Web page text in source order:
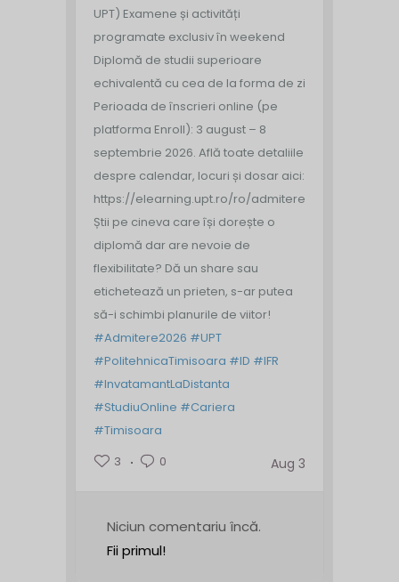
UPT) Examene și activități
programate exclusiv în weekend
Diplomă de studii superioare
echivalentă cu cea de la forma de zi
Perioada de înscrieri online (pe
platforma Enroll): 3 august – 8
septembrie 2026. Află toate detaliile
despre calendar, locuri și dosar aici:
https://elearning.upt.ro/ro/admitere/
Știi pe cineva care își dorește o
diplomă dar are nevoie de
flexibilitate? Dă un share sau
etichetează un prieten, s-ar putea
să-i schimbi planurile de viitor!
#Admitere2026 #UPT
#PolitehnicaTimisoara #ID #IFR
#InvatamantLaDistanta
#StudiuOnline #Cariera
#Timisoara
3
0 Aug 3
Niciun comentariu încă.
Fii primul!